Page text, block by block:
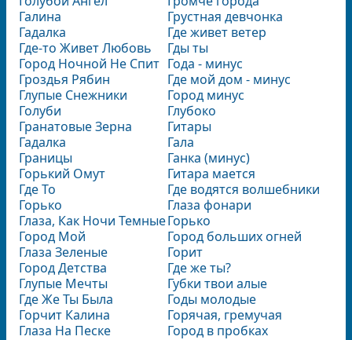
Галина
Гадалка
Где-то Живет Любовь
Город Ночной Не Спит
Гроздья Рябин
Глупые Снежники
Голуби
Гранатовые Зерна
Гадалка
Границы
Горький Омут
Где То
Горько
Глаза, Как Ночи Темные
Город Мой
Глаза Зеленые
Город Детства
Глупые Мечты
Где Же Ты Была
Горчит Калина
Глаза На Песке
Грустная девчонка
Где живет ветер
Гды ты
Года - минус
Где мой дом - минус
Город минус
Глубоко
Гитары
Гала
Ганка (минус)
Гитара мается
Где водятся волшебники
Глаза фонари
Горько
Город больших огней
Горит
Где же ты?
Губки твои алые
Годы молодые
Горячая, гремучая
Город в пробках